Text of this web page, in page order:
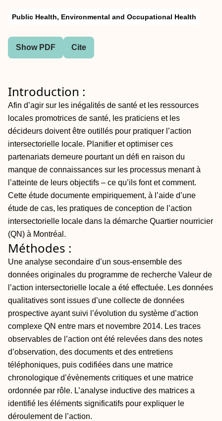
Public Health, Environmental and Occupational Health
Show PDF Cite
Introduction :
Afin d’agir sur les inégalités de santé et les ressources
locales promotrices de santé, les praticiens et les
décideurs doivent être outillés pour pratiquer l’action
intersectorielle locale. Planifier et optimiser ces
partenariats demeure pourtant un défi en raison du
manque de connaissances sur les processus menant à
l’atteinte de leurs objectifs – ce qu’ils font et comment.
Cette étude documente empiriquement, à l’aide d’une
étude de cas, les pratiques de conception de l’action
intersectorielle locale dans la démarche Quartier nourricier
(QN) à Montréal.
Méthodes :
Une analyse secondaire d’un sous-ensemble des
données originales du programme de recherche Valeur de
l’action intersectorielle locale a été effectuée. Les données
qualitatives sont issues d’une collecte de données
prospective ayant suivi l’évolution du système d’action
complexe QN entre mars et novembre 2014. Les traces
observables de l’action ont été relevées dans des notes
d’observation, des documents et des entretiens
téléphoniques, puis codifiées dans une matrice
chronologique d’évènements critiques et une matrice
ordonnée par rôle. L’analyse inductive des matrices a
identifié les éléments significatifs pour expliquer le
déroulement de l’action.